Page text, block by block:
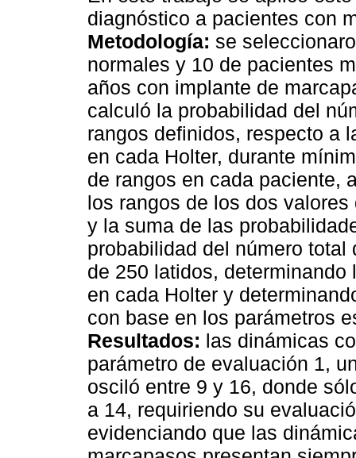
diagnóstico a pacientes con
Metodología: se
normales y 10 de pacientes
años con implante de
calculó la probabilidad del
rangos definidos, respecto a
en cada Holter, durante
de rangos en cada paciente,
los rangos de los dos
y la suma de las
probabilidad del número
de 250 latidos,
en cada Holter y
con base en los parámetros
Resultados: las dinámicas
parámetro de evaluación 1,
osciló entre 9 y 16, donde
a 14, requiriendo su
evidenciando que las